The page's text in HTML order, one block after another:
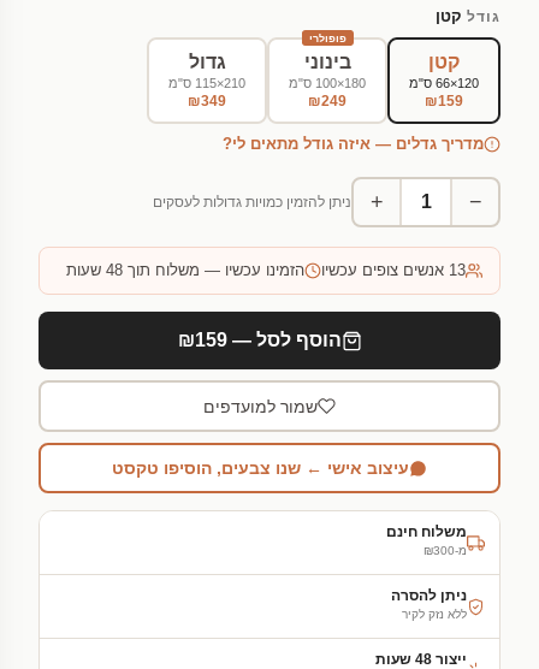
גודל קטן
קטן
120×66 ס"מ
₪159
פופולרי
בינוני
180×100 ס"מ
₪249
גדול
210×115 ס"מ
₪349
מדריך גדלים — איזה גודל מתאים לי?
−
+ ניתן להזמין כמויות גדולות לעסקים
13 אנשים צופים עכשיו הזמינו עכשיו — משלוח תוך 48 שעות
הוסף לסל — ₪159
שמור למועדפים
עיצוב אישי ← שנו צבעים, הוסיפו טקסט
משלוח חינם
מ-₪300
ניתן להסרה
ללא נזק לקיר
ייצור 48 שעות